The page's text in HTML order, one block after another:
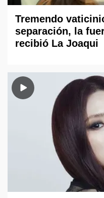
Tremendo
separación, la
recibió La Joaqui